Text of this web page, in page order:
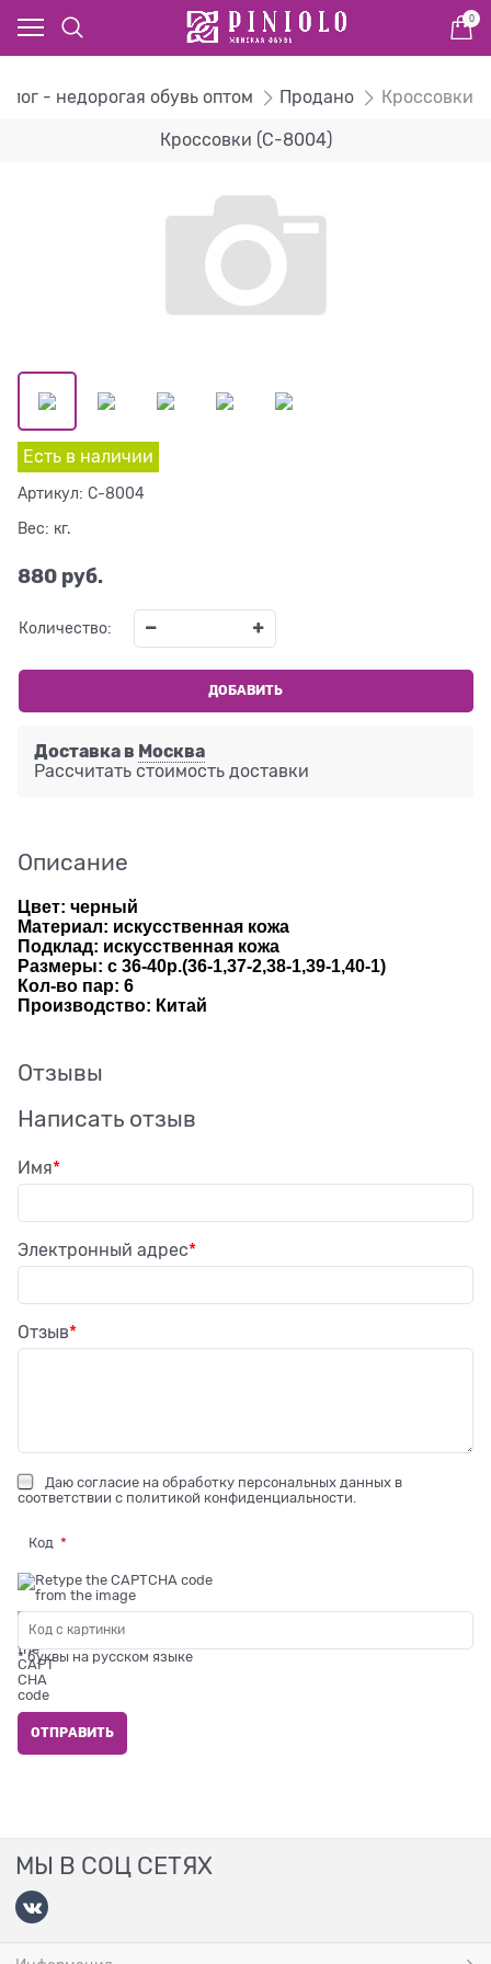
0
- недорогая обувь оптом Продано Кроссовки
Кроссовки (C-8004)
Есть в наличии
Артикул: C-8004
Вес: кг.
880 руб.
Количество:
ДОБАВИТЬ
Доставка в Москва
Рассчитать стоимость доставки
Описание
Цвет: черный
Материал: искусственная кожа
Подклад: искусственная кожа
Размеры: с 36-40р.(36-1,37-2,38-1,39-1,40-1)
Кол-во пар: 6
Производство: Китай
Отзывы
Написать отзыв
Имя
Электронный адрес
Отзыв
Даю согласие на обработку персональных данных в
соответствии с политикой конфиденциальности
Код
* буквы на русском языке
МЫ В СОЦ СЕТЯХ